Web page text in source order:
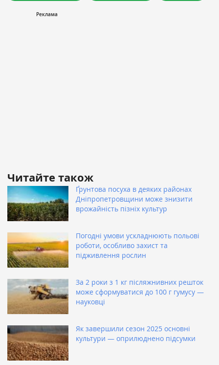
Читайте також
Ґрунтова посуха в деяких районах
Дніпропетровщини може знизити
врожайність пізніх культур
Погодні умови ускладнюють польові
роботи, особливо захист та
підживлення рослин
За 2 роки з 1 кг післяжнивних решток
може сформуватися до 100 г гумусу —
науковці
Як завершили сезон 2025 основні
культури — оприлюднено підсумки